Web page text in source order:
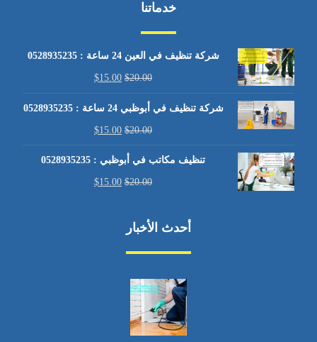
خدماتنا
شركة تنظيف في العين 24 ساعة : 0528935235
$20.00
$15.00
شركة تنظيف في أبوظبي 24 ساعة : 0528935235
$20.00
$15.00
تنظيف مكاتب في أبوظبي : 0528935235
$20.00
$15.00
أحدث الأخبار